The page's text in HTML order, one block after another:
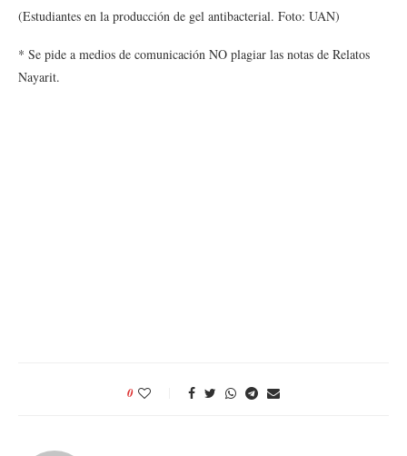
(Estudiantes en la producción de gel antibacterial. Foto: UAN)
* Se pide a medios de comunicación NO plagiar las notas de Relatos
Nayarit.
0